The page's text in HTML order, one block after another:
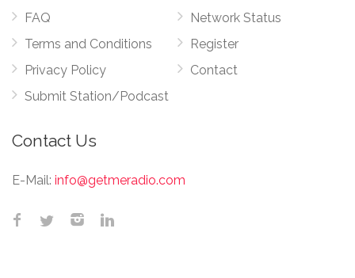
FAQ
Terms and Conditions
Privacy Policy
Submit Station/Podcast
Network Status
Register
Contact
Contact Us
E-Mail: info@getmeradio.com